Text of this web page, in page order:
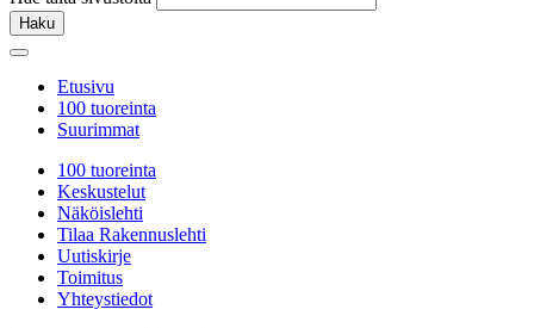
Haku
Etusivu
100 tuoreinta
Suurimmat
100 tuoreinta
Keskustelut
Näköislehti
Tilaa Rakennuslehti
Uutiskirje
Toimitus
Yhteystiedot